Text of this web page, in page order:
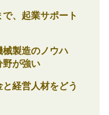
、起業サポート
械製造のノウハ
野が強い
経営人材をどう